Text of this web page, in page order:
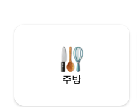
족을 위한 숙소이기도 합니다. 이 캐빈은 특
별하고 생태적인 마을의 자연
를 이루며, 조용하지만 중심부
주방